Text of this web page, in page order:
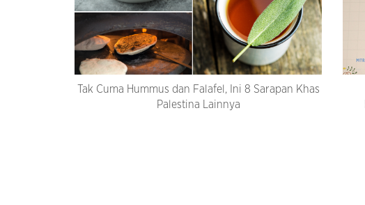
Tak Cuma Hummus dan Falafel, Ini 8 Sarapan Khas
Palestina Lainnya